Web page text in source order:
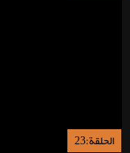
الحلقة:23